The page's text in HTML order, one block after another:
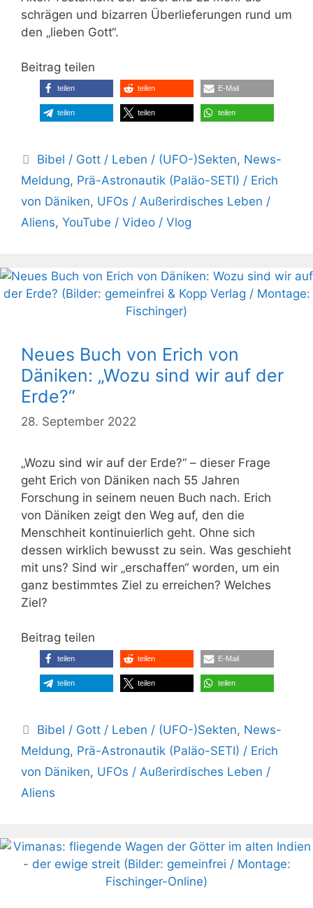
schrägen und bizarren Überlieferungen rund um
den „lieben Gott“.
Beitrag teilen
teilen teilen E-Mail
teilen teilen teilen
Kategorien
Bibel / Gott / Leben / (UFO-)Sekten, News-
Meldung, Prä-Astronautik (Paläo-SETI) / Erich
von Däniken, UFOs / Außerirdisches Leben /
Aliens, YouTube / Video / Vlog
Neues Buch von Erich von
Däniken: „Wozu sind wir auf der
Erde?“
28. September 2022
„Wozu sind wir auf der Erde?“ – dieser Frage
geht Erich von Däniken nach 55 Jahren
Forschung in seinem neuen Buch nach. Erich
von Däniken zeigt den Weg auf, den die
Menschheit kontinuierlich geht. Ohne sich
dessen wirklich bewusst zu sein. Was geschieht
mit uns? Sind wir „erschaffen“ worden, um ein
ganz bestimmtes Ziel zu erreichen? Welches
Ziel?
Beitrag teilen
teilen teilen E-Mail
teilen teilen teilen
Kategorien
Bibel / Gott / Leben / (UFO-)Sekten, News-
Meldung, Prä-Astronautik (Paläo-SETI) / Erich
von Däniken, UFOs / Außerirdisches Leben /
Aliens